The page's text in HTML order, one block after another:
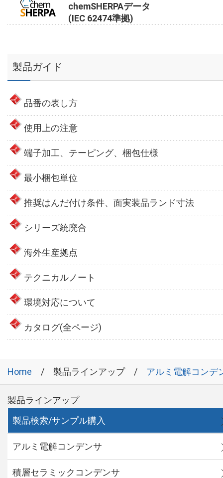
chemSHERPAデータ
(IEC 62474準拠)
製品ガイド
品番の表し方
使用上の注意
端子加工、テーピング、梱包仕様
最小梱包単位
推奨はんだ付け条件、面実装品ランド寸法
シリーズ統廃合
海外生産拠点
テクニカルノート
環境対応について
カタログ(全ページ)
Home 製品ラインアップ アルミ電解コンデ
製品ラインアップ
製品検索/サンプル購入
アルミ電解コンデンサ
積層セラミックコンデンサ